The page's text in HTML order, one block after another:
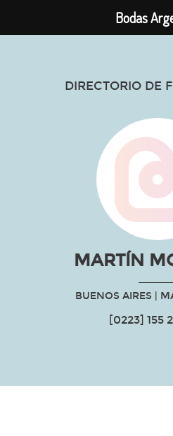
DIRECTORIO DE
MARTÍN
BUENOS AIRES |
[0223] 155
Bodas